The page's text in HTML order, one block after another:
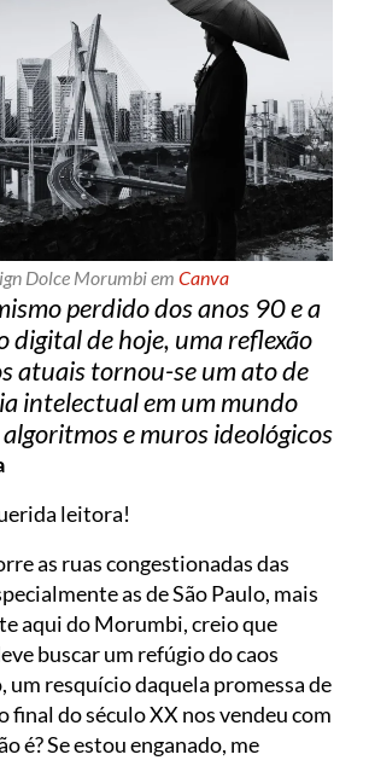
Dolce Morumbi em Canva
perdido dos anos 90 e a
digital de hoje, uma reflexão
atuais tornou-se um ato de
intelectual em um mundo
e muros ideológicos
leitora!
as ruas congestionadas das
as de São Paulo, mais
aqui do Morumbi, creio que
buscar um refúgio do caos
resquício daquela promessa de
final do século XX nos vendeu com
é? Se estou enganado, me